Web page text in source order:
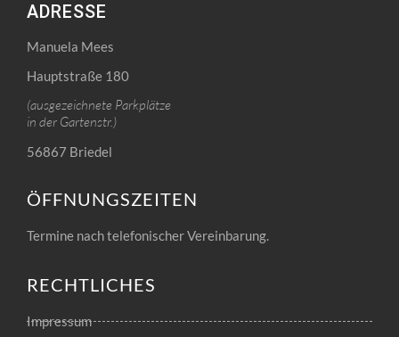
ADRESSE
Manuela Mees
Hauptstraße 180
(ausgezeichnete Parkplätze
in der Gartenstr.)
56867 Briedel
ÖFFNUNGSZEITEN
Termine nach telefonischer Vereinbarung.
RECHTLICHES
Impressum